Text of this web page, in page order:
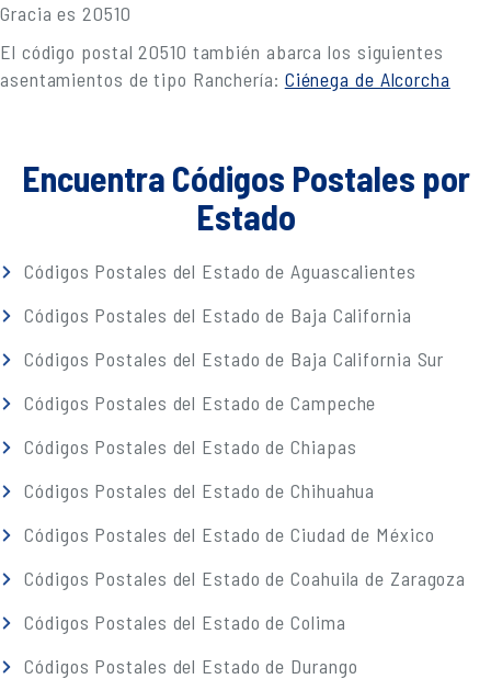
Gracia es 20510
El código postal 20510 también abarca los siguientes
asentamientos de tipo Ranchería: Ciénega de Alcorcha
Encuentra Códigos Postales por
Estado
Códigos Postales del Estado de Aguascalientes
Códigos Postales del Estado de Baja California
Códigos Postales del Estado de Baja California Sur
Códigos Postales del Estado de Campeche
Códigos Postales del Estado de Chiapas
Códigos Postales del Estado de Chihuahua
Códigos Postales del Estado de Ciudad de México
Códigos Postales del Estado de Coahuila de Zaragoza
Códigos Postales del Estado de Colima
Códigos Postales del Estado de Durango